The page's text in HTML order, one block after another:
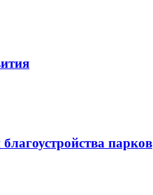
парков